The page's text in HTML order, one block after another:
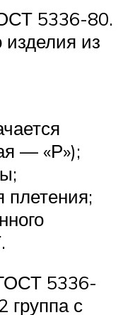
5336-80.
изделия из
— «Р»);
плетения;
5336-
группа с